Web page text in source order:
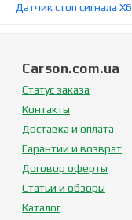
Датчик стоп сигнала X6
Carson.com.ua
Статус заказа
Контакты
Доставка и оплата
Гарантии и возврат
Договор оферты
Статьи и обзоры
Каталог